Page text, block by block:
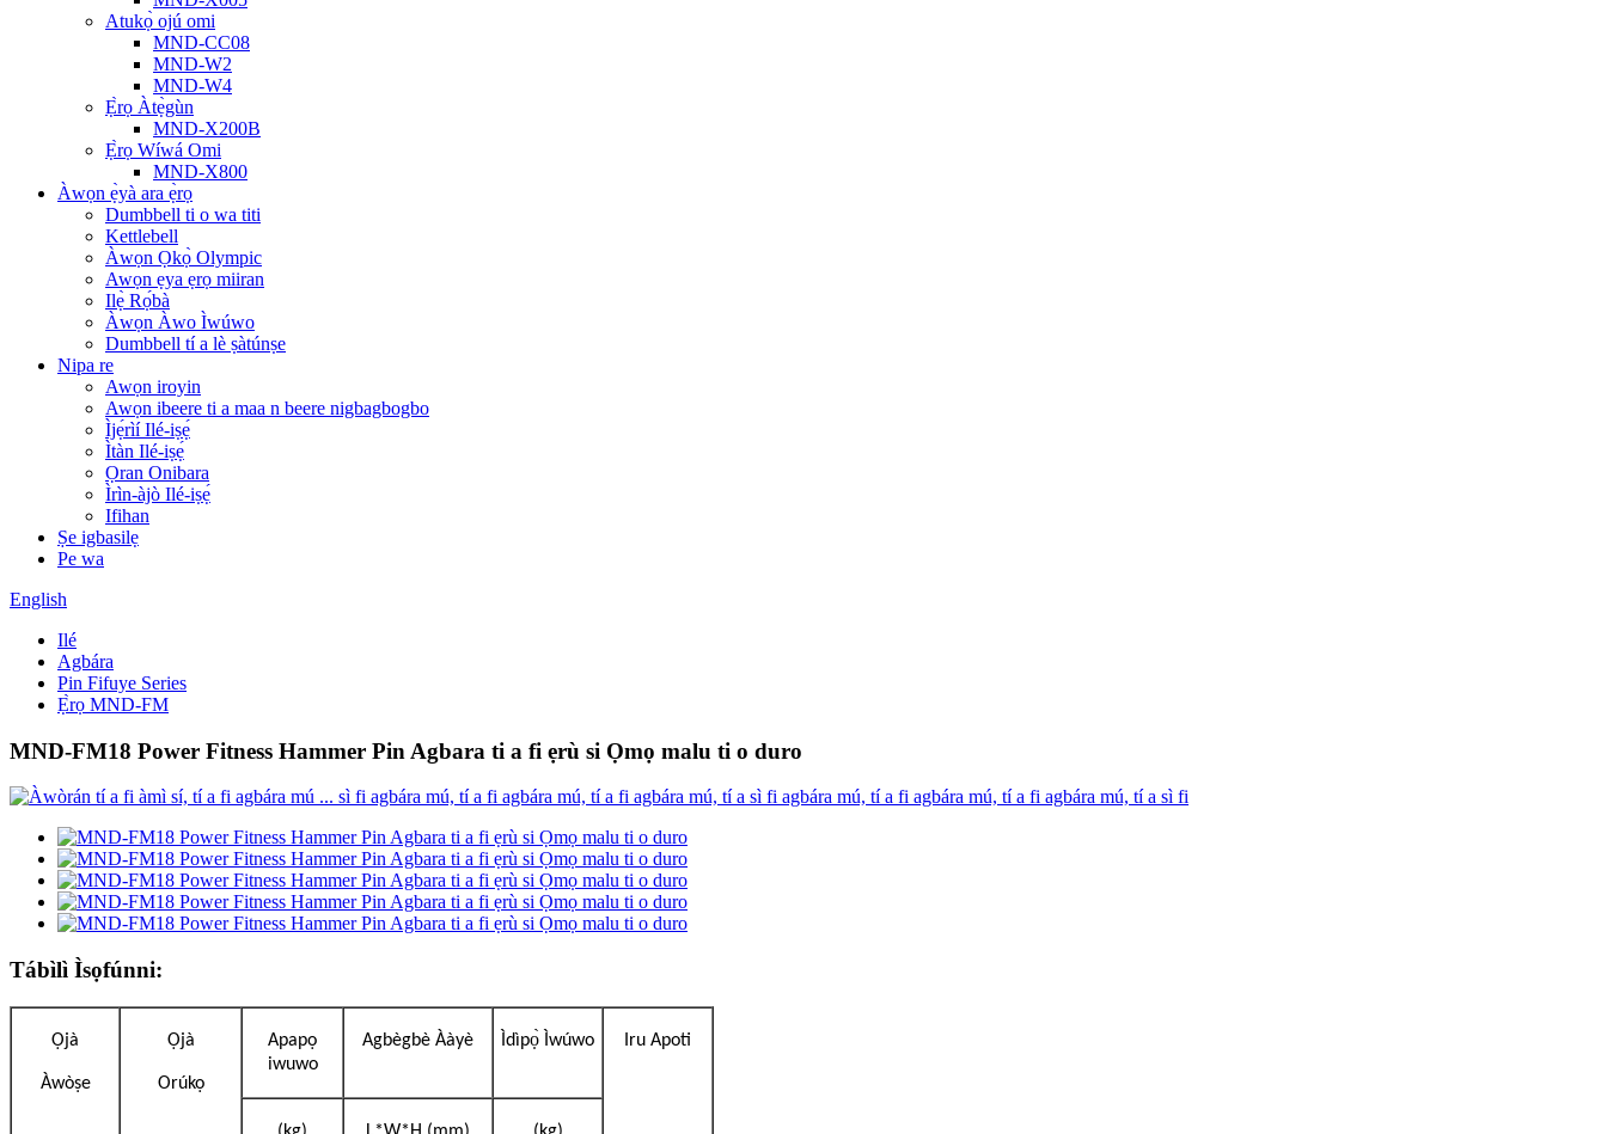
Atukọ̀ ojú omi
MND-CC08
MND-W2
MND-W4
Ẹ̀rọ Àtẹ̀gùn
MND-X200B
Ẹ̀rọ Wíwá Omi
MND-X800
Àwọn ẹ̀yà ara ẹ̀rọ
Dumbbell ti o wa titi
Kettlebell
Àwọn Ọkọ̀ Olympic
Awọn ẹya ẹrọ miiran
Ilẹ̀ Rọ́bà
Àwọn Àwo Ìwúwo
Dumbbell tí a lè ṣàtúnṣe
Nipa re
Awọn iroyin
Awọn ibeere ti a maa n beere nigbagbogbo
Ìjẹ́rìí Ilé-iṣẹ́
Ìtàn Ilé-iṣẹ́
Ọran Onibara
Ìrìn-àjò Ilé-iṣẹ́
Ifihan
Ṣe igbasilẹ
Pe wa
English
Ilé
Agbára
Pin Fifuye Series
Ẹ̀rọ MND-FM
MND-FM18 Power Fitness Hammer Pin Agbara ti a fi ẹrù si Ọmọ malu ti o duro
Tábìlì Ìsọfúnni:
Ọjà
Àwòṣe
Ọjà
Orúkọ
Apapọ
iwuwo
Agbègbè Ààyè Ìdìpọ̀ Ìwúwo Iru Apoti